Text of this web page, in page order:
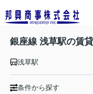
銀座線 浅草駅の賃
浅草駅
条件から探す